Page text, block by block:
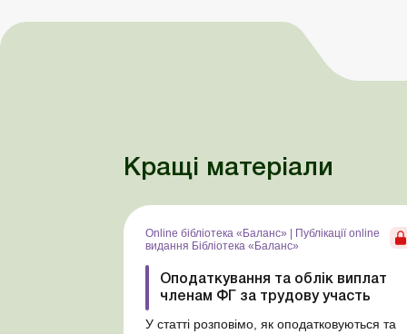
Кращі матеріали
Online бібліотека «Баланс»
Публікації online
видання Бібліотека «Баланс»
Оподаткування та облік виплат
членам ФГ за трудову участь
У статті розповімо, як оподатковуються та